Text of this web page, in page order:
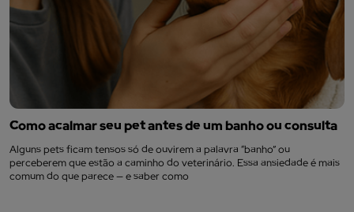
Como acalmar seu pet antes de um banho ou consulta
Alguns pets ficam tensos só de ouvirem a palavra “banho” ou
perceberem que estão a caminho do veterinário. Essa ansiedade é mais
comum do que parece — e saber como